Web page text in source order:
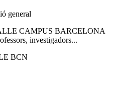
general
CAMPUS BARCELONA
investigadors...
BCN